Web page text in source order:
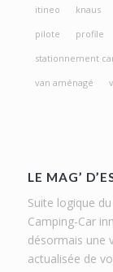
itineo
knaus
pilote
profile
stationnement
van aménagé
LE MAG’
Suite logique
Camping-Car
désormais une
actualisée de